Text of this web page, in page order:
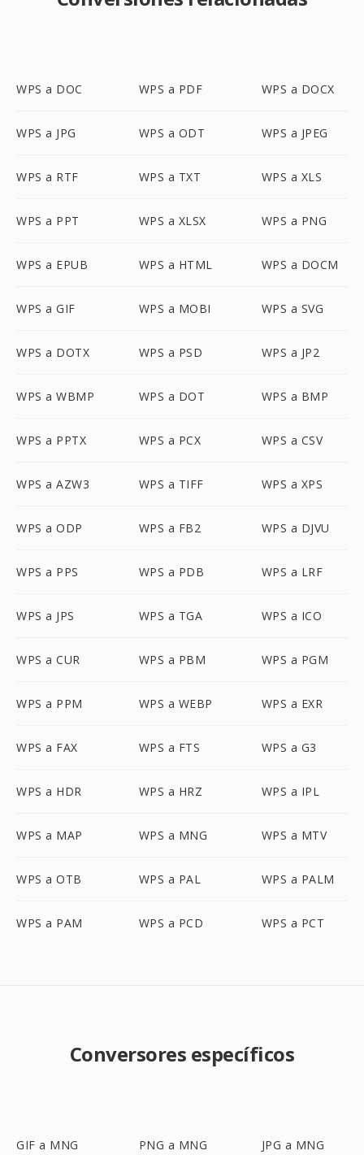
WPS a DOC WPS a PDF WPS a DOCX
WPS a JPG WPS a ODT WPS a JPEG
WPS a RTF WPS a TXT WPS a XLS
WPS a PPT WPS a XLSX WPS a PNG
WPS a EPUB WPS a HTML WPS a DOCM
WPS a GIF WPS a MOBI WPS a SVG
WPS a DOTX WPS a PSD WPS a JP2
WPS a WBMP WPS a DOT WPS a BMP
WPS a PPTX WPS a PCX WPS a CSV
WPS a AZW3 WPS a TIFF WPS a XPS
WPS a ODP WPS a FB2 WPS a DJVU
WPS a PPS WPS a PDB WPS a LRF
WPS a JPS WPS a TGA WPS a ICO
WPS a CUR WPS a PBM WPS a PGM
WPS a PPM WPS a WEBP WPS a EXR
WPS a FAX WPS a FTS WPS a G3
WPS a HDR WPS a HRZ WPS a IPL
WPS a MAP WPS a MNG WPS a MTV
WPS a OTB WPS a PAL WPS a PALM
WPS a PAM WPS a PCD WPS a PCT
Conversores específicos
GIF a MNG PNG a MNG JPG a MNG